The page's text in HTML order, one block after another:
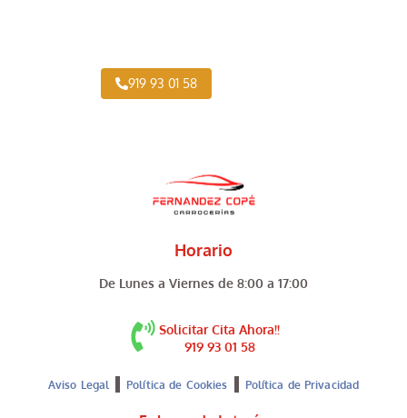
919 93 01 58
Horario
De Lunes a Viernes de 8:00 a 17:00
Solicitar Cita Ahora!!
919 93 01 58
Aviso Legal Política de Cookies Política de Privacidad